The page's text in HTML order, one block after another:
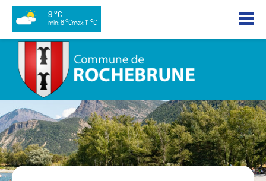
9 °C
min: 8 °Cmax: 11 °C